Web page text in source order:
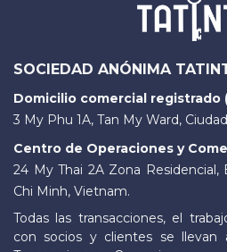
SOCIEDAD ANÓNIMA
Domicilio comercial registrado
3 My Phu 1A, Tan My Ward,
Centro de Operaciones y
24 My Thai 2A Zona Residencial,
Chi Minh, Vietnam.
Todas las transacciones, el
con socios y clientes se